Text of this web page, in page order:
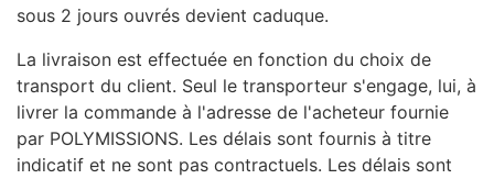
sous 2 jours ouvrés devient caduque.
La livraison est effectuée en fonction du choix de
transport du client. Seul le transporteur s'engage, lui, à
livrer la commande à l'adresse de l'acheteur fournie
par POLYMISSIONS. Les délais sont fournis à titre
indicatif et ne sont pas contractuels. Les délais sont